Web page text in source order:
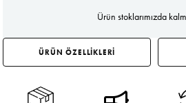
Ürün stoklarımızda
ÜRÜN ÖZELLİKLERİ